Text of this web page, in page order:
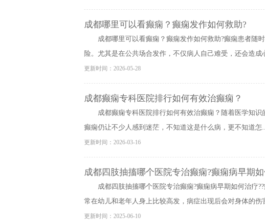
成都哪里可以看癫痫？癫痫发作如何救助?
成都哪里可以看癫痫？癫痫发作如何救助?癫痫患者随
险。尤其是在公共场合发作，不仅病人自己难受，还会造成
更新时间：2026-05-28
成都癫痫专科医院排行如何有效治癫痫？
成都癫痫专科医院排行如何有效治癫痫？随着医学知
癫痫仍让不少人感到迷茫，不知道这是什么病，更不知道怎
更新时间：2026-03-16
成都四肢抽搐哪个医院专治癫痫?癫痫病早期
成都四肢抽搐哪个医院专治癫痫?癫痫病早期如何治疗
常在幼儿和老年人身上比较高发，病症出现后会对身体的伤
更新时间：2025-06-10